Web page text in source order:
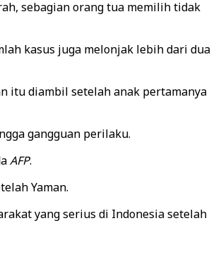
sebagian orang tua memilih tidak
kasus juga melonjak lebih dari dua
itu diambil setelah anak pertamanya
gangguan perilaku.
AFP.
Yaman.
yang serius di Indonesia setelah